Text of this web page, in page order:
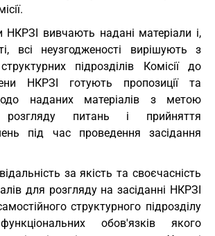
НКРЗІ вивчають надані матеріали і,
всі неузгодженості вирішують з
підрозділів Комісії до
НКРЗІ готують пропозиції та
наданих матеріалів з метою
розгляду питань і прийняття
під час проведення засідання
за якість та своєчасність
для розгляду на засіданні НКРЗІ
структурного підрозділу
обов'язків якого